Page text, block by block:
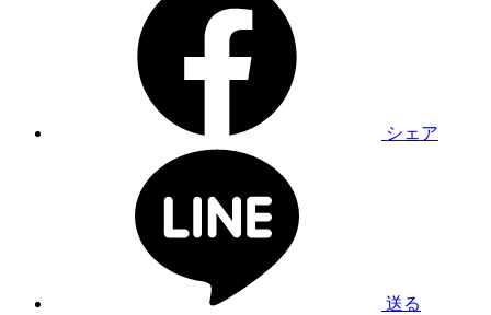
シェア
送る